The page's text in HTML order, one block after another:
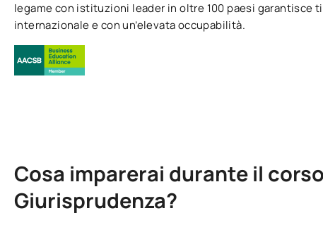
legame con istituzioni leader in oltre 100 paesi
internazionale e con un’elevata occupabilità.
Cosa imparerai durante il
Giurisprudenza?